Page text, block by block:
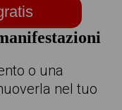
o una
nel tuo